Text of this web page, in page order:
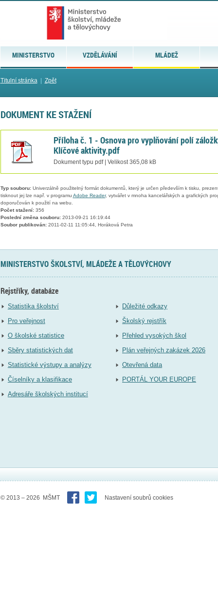
MINISTERSTVO VZDĚLÁVÁNÍ MLÁDEŽ
Titulní stránka| Zpět
DOKUMENT KE STAŽENÍ
Příloha č. 1 - Osnova pro vyplňování polí
Klíčové aktivity.pdf
Dokument typu pdf | Velikost 365,08 kB
Typ souboru:Univerzálně použitelný formát dokumentů, který je určen především k tisku,
tisknout jej lze např. v programu Adobe Reader, vytvářet v mnoha kancelářských a grafických
doporučován k použití na webu.
Počet stažení:356
Poslední změna souboru:2013-09-21 16:19:44
Soubor publikován:2011-02-11 11:05:44, Horáková Petra
MINISTERSTVO ŠKOLSTVÍ, MLÁDEŽE A TĚLOVÝCHOVY
Rejstříky, databáze
Statistika školství
Pro veřejnost
O školské statistice
Sběry statistických dat
Statistické výstupy a analýzy
Číselníky a klasifikace
Adresáře školských institucí
Důležité odkazy
Školský rejstřík
Přehled vysokých škol
Plán veřejných zakázek 2026
Otevřená data
PORTÁL YOUR EUROPE
© 2013 – 2026 MŠMT Nastavení soubrů cookies